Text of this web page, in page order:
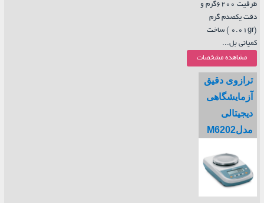
ظرفیت 6200گرم و
دقت یکصدم گرم
(0.01gr ) ساخت
کمپانی بل...
مشاهده مشخصات
ترازوی دقیق
آزمایشگاهی
دیجیتالی
مدلM6202